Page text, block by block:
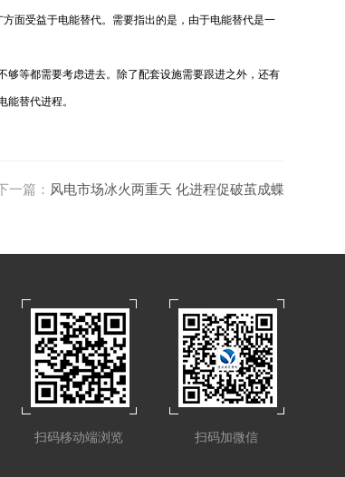
面受益于电能替代。需要指出的是，由于电能替代是一
等都需要考虑进去。除了配套设施需要跟进之外，还有
替代进程。
一篇： 风电市场冰火两重天 化进程促破茧成蝶
扫码加微信
扫码移动端浏览